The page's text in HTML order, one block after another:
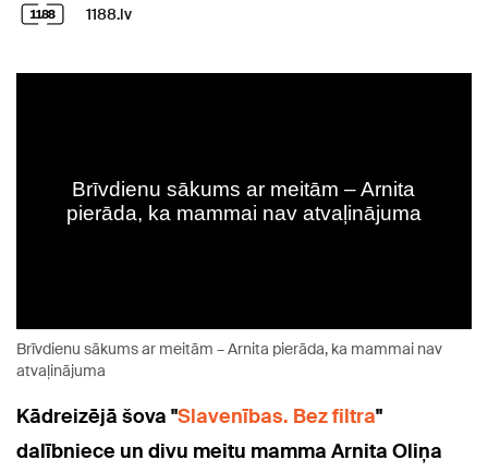
1188.lv
Brīvdienu sākums ar meitām – Arnita pierāda, ka mammai nav
atvaļinājuma
Kādreizējā šova "Slavenības. Bez filtra"
dalībniece un divu meitu mamma Arnita Oliņa